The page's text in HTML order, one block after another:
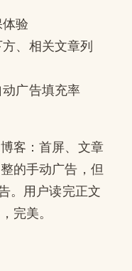
验
、相关文章列
广告填充率
客：首屏、文章
的手动广告，但
。用户读完正文
完美。